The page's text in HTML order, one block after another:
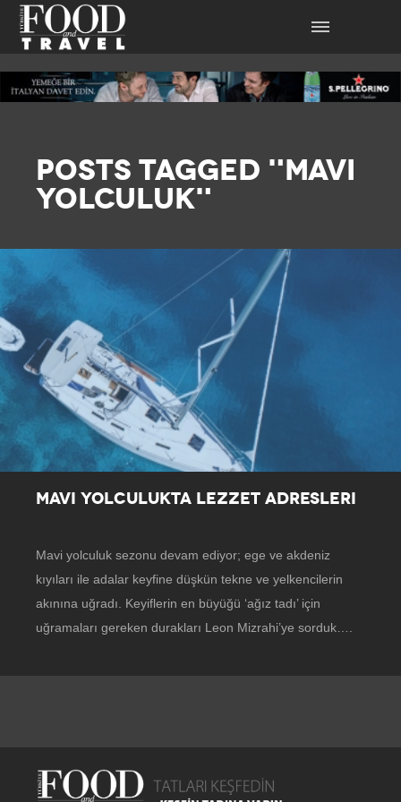
POSTS TAGGED "MAVI
YOLCULUK"
MAVI YOLCULUKTA LEZZET ADRESLERI
Mavi yolculuk sezonu devam ediyor; ege ve akdeniz
kıyıları ile adalar keyfine düşkün tekne ve yelkencilerin
akınına uğradı. Keyiflerin en büyüğü ‘ağız tadı’ için
uğramaları gereken durakları Leon Mizrahi’ye sorduk….